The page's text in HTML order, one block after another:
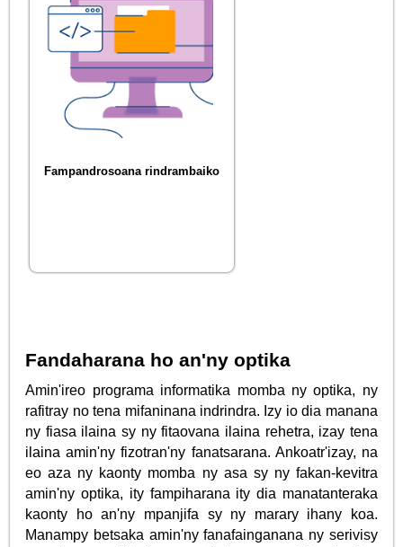
Fampandrosoana rindrambaiko
Fandaharana ho an'ny optika
Amin'ireo programa informatika momba ny optika, ny
rafitray no tena mifaninana indrindra. Izy io dia manana
ny fiasa ilaina sy ny fitaovana ilaina rehetra, izay tena
ilaina amin'ny fizotran'ny fanatsarana. Ankoatr'izay, na
eo aza ny kaonty momba ny asa sy ny fakan-kevitra
amin'ny optika, ity fampiharana ity dia manatanteraka
kaonty ho an'ny mpanjifa sy ny marary ihany koa.
Manampy betsaka amin'ny fanafainganana ny serivisy